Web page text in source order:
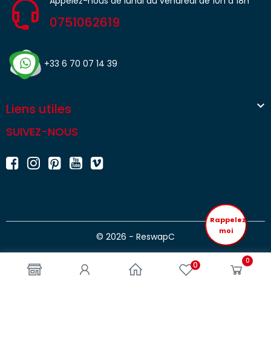
0 0
0751062619
+33 6 70 07 14 39
Liens utiles 
SUIVEZ-NOUS
© 2026 - ReswapC
Rappelez
moi